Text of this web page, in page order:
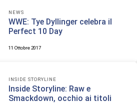
NEWS
WWE: Tye Dyllinger celebra il
Perfect 10 Day
11 Ottobre 2017
INSIDE STORYLINE
Inside Storyline: Raw e
Smackdown, occhio ai titoli